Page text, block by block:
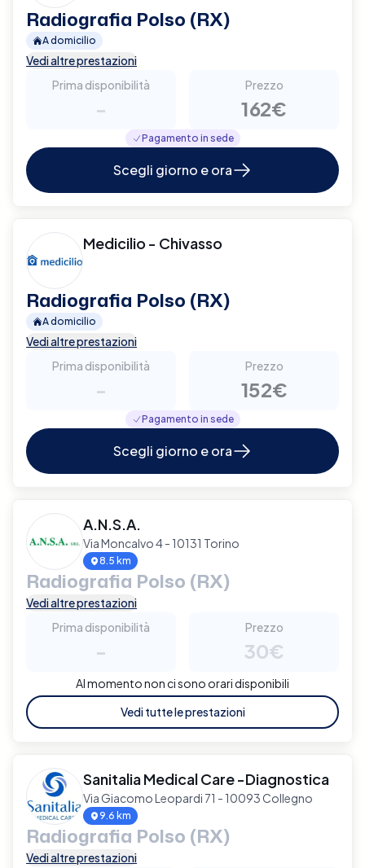
Radiografia Polso (RX)
A domicilio
Vedi altre prestazioni
Prima disponibilità
-
Prezzo
162€
Pagamento in sede
Scegli giorno e ora
Medicilio - Chivasso
Radiografia Polso (RX)
A domicilio
Vedi altre prestazioni
Prima disponibilità
-
Prezzo
152€
Pagamento in sede
Scegli giorno e ora
A.N.S.A.
Via Moncalvo 4 - 10131 Torino
8.5 km
Radiografia Polso (RX)
Vedi altre prestazioni
Prima disponibilità
-
Prezzo
30€
Al momento non ci sono orari disponibili
Vedi tutte le prestazioni
Sanitalia Medical Care -Diagnostica
Via Giacomo Leopardi 71 - 10093 Collegno
9.6 km
Radiografia Polso (RX)
Vedi altre prestazioni